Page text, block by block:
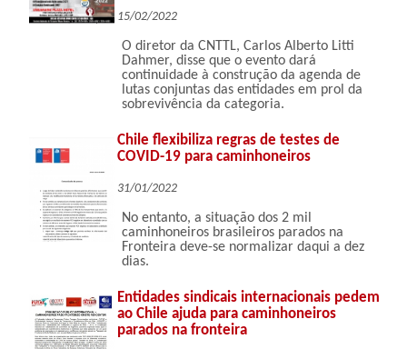
15/02/2022
O diretor da CNTTL, Carlos Alberto Litti
Dahmer, disse que o evento dará
continuidade à construção da agenda de
lutas conjuntas das entidades em prol da
sobrevivência da categoria.
Chile flexibiliza regras de testes de
COVID-19 para caminhoneiros
31/01/2022
No entanto, a situação dos 2 mil
caminhoneiros brasileiros parados na
Fronteira deve-se normalizar daqui a dez
dias.
Entidades sindicais internacionais pedem
ao Chile ajuda para caminhoneiros
parados na fronteira